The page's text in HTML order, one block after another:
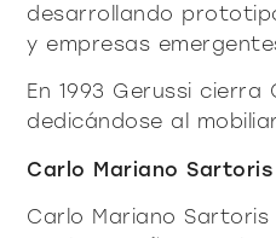
desarrollando
y empresas
En 1993 Gerussi cierra
dedicándose al
Carlo Mariano Sartoris
Carlo Mariano Sartoris